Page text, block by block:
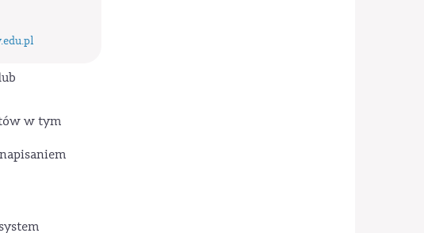
w tym